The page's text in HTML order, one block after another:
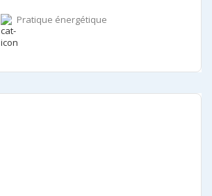
Pratique énergétique